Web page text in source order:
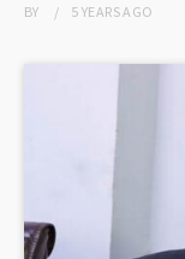
BY 5 YEARSAGO